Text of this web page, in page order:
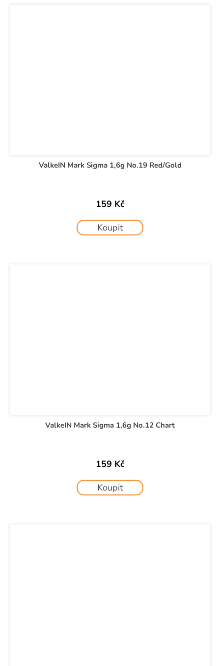
ValkeIN Mark Sigma 1,6g No.19 Red/Gold
159 Kč
Koupit
ValkeIN Mark Sigma 1,6g No.12 Chart
159 Kč
Koupit